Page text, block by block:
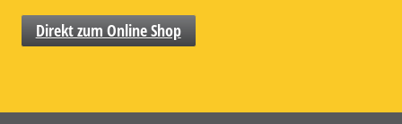
Direkt zum Online Shop